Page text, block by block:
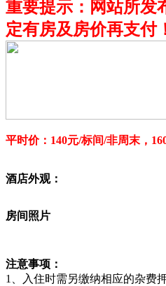
重要提示：网站所发
定有房及房价再支付
平时价：140元/标间/非周末，
酒店外观：
房间照片
注意事项：
1、入住时需另缴纳相应的杂费